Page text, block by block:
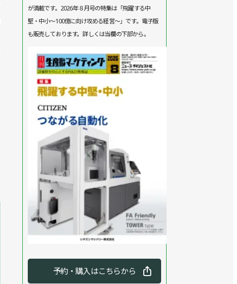
が満載です。2026年８月号の特集は「飛躍する中
堅・中小～100億に向け攻める経営～」です。電子版
も販売しております。詳しくは当欄の下部から。
予約・購入はこちらから